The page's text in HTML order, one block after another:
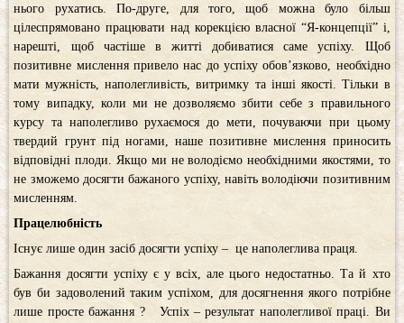
нього рухатись. По-друге, для того, щоб можна було більш
цілеспрямовано працювати над корекцією власної “Я-концепції” і,
нарешті, щоб частіше в житті добиватися саме успіху. Щоб
позитивне мислення привело нас до успіху обов’язково, необхідно
мати мужність, наполегливість, витримку та інші якості. Тільки в
тому випадку, коли ми не дозволяємо збити себе з правильного
курсу та наполегливо рухаємося до мети, почуваючи при цьому
твердий грунт під ногами, наше позитивне мислення приносить
відповідні плоди. Якщо ми не володіємо необхідними якостями, то
не зможемо досягти бажаного успіху, навіть володіючи позитивним
мисленням.
Працелюбність
Існує лише один засіб досягти успіху – це наполеглива праця.
Бажання досягти успіху є у всіх, але цього недостатньо. Та й хто
був би задоволений таким успіхом, для досягнення якого потрібне
лише просте бажання ? Успіх – результат наполегливої праці. Ви